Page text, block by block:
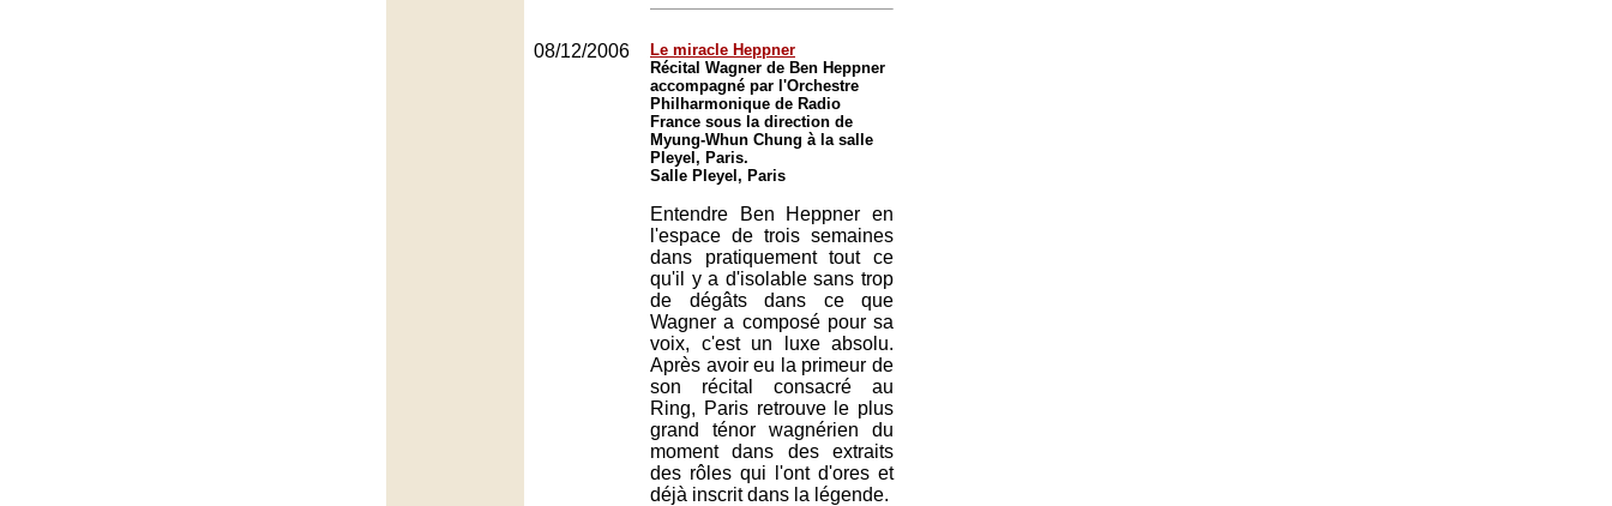
08/12/2006
Le miracle Heppner
Récital Wagner de Ben Heppner
accompagné par l'Orchestre
Philharmonique de Radio
France sous la direction de
Myung-Whun Chung à la salle
Pleyel, Paris.
Salle Pleyel, Paris
Entendre Ben Heppner en
l'espace de trois semaines
dans pratiquement tout ce
qu'il y a d'isolable sans trop
de dégâts dans ce que
Wagner a composé pour sa
voix, c'est un luxe absolu.
Après avoir eu la primeur de
son récital consacré au
Ring, Paris retrouve le plus
grand ténor wagnérien du
moment dans des extraits
des rôles qui l'ont d'ores et
déjà inscrit dans la légende.